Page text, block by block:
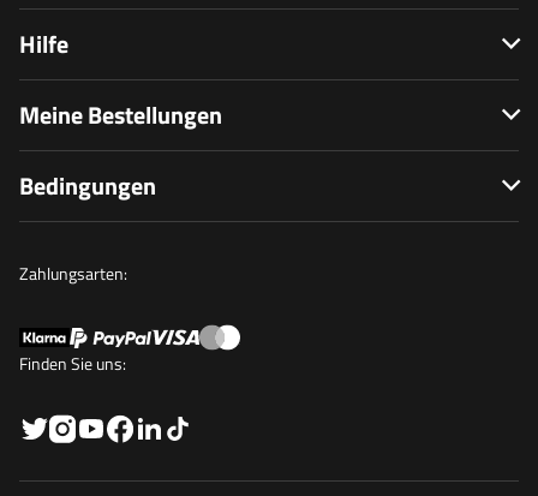
Hilfe
Meine Bestellungen
Bedingungen
Zahlungsarten:
Finden Sie uns: